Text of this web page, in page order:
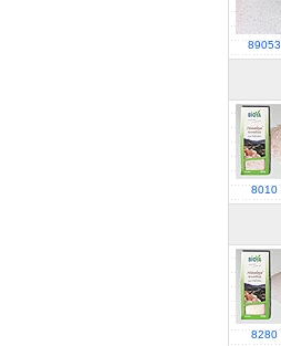
89053
8010
8280